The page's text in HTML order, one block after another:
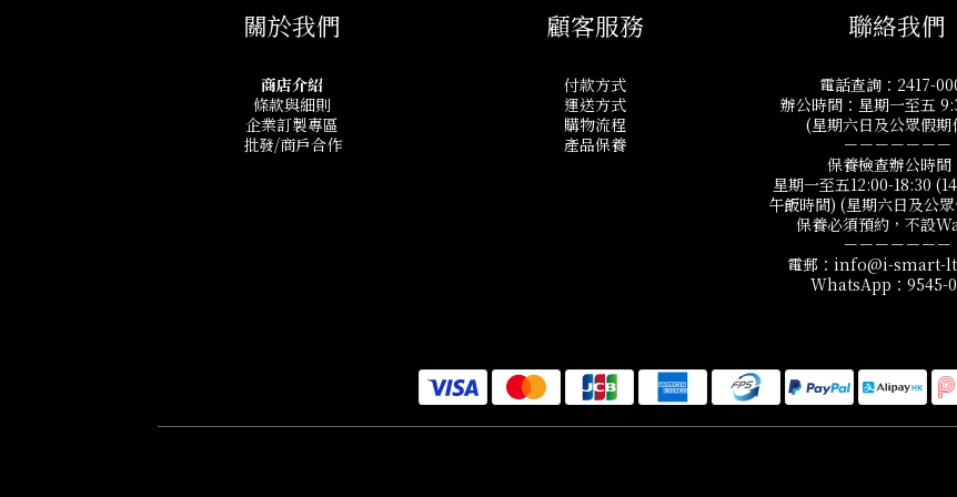
關於我們
商店介紹
條款與細則
企業訂製專區
批發/商戶合作
顧客服務
付款方式
運送方式
購物流程
產品保養
聯絡我們
電話查詢：2417-
辦公時間：星期一至五
(星期六日及公眾假期
－－－－－－－
保養檢查辦公時間
星期一至五12:00-18:30
午飯時間) (星期六日及公
保養必須預約，不設
－－－－－－－
電郵：info@i-smart-
WhatsApp：9545-